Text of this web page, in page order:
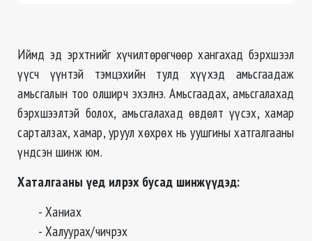
Иймд эд эрхтнийг хүчилтөрөгчөөр хангахад бэрхшээл
үүсч үүнтэй тэмцэхийн тулд хүүхэд амьсгаадаж
амьсгалын тоо олширч эхэлнэ. Амьсгаадах, амьсгалахад
бэрхшээлтэй болох, амьсгалахад өвдөлт үүсэх, хамар
сарталзах, хамар, уруул хөхрөх нь уушгины хатгалгааны
үндсэн шинж юм.
Хаталгааны үед илрэх бусад шинжүүдэд:
- Ханиах
- Халуурах/чичрэх